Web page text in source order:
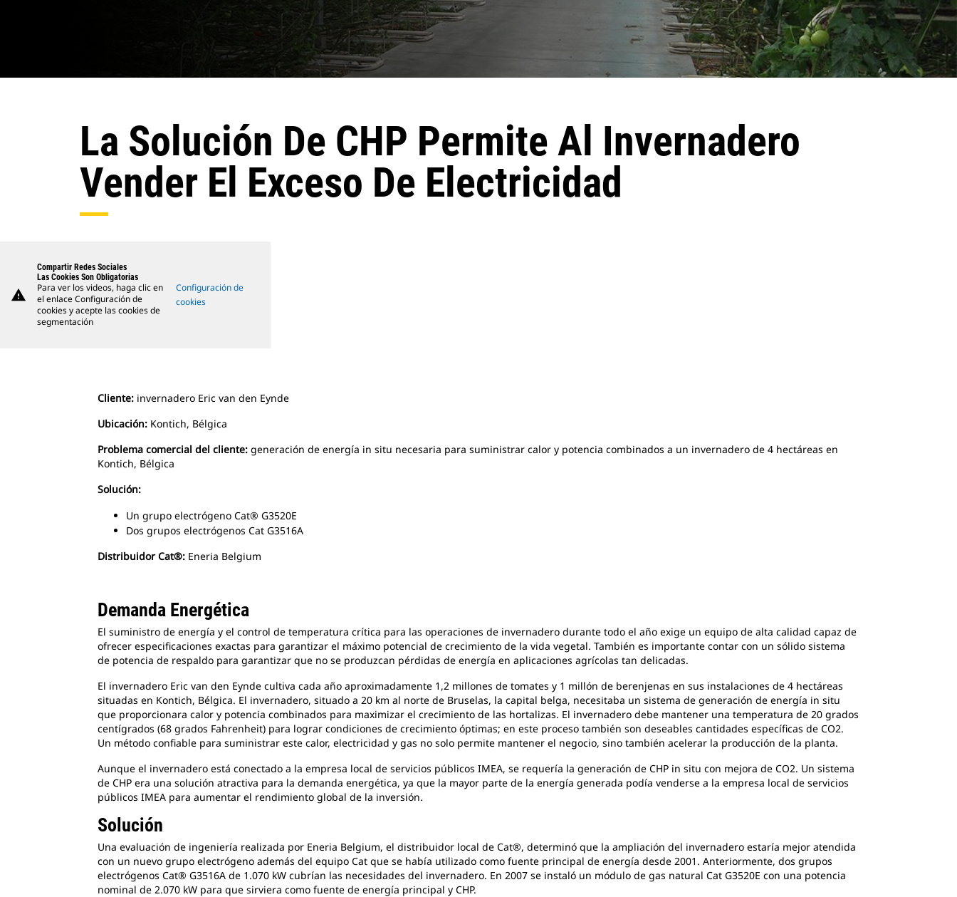
La Solución De CHP Permite Al Invernadero
Vender El Exceso De Electricidad
warning
Compartir Redes Sociales
Las Cookies Son Obligatorias
Para ver los videos, haga clic en
el enlace Configuración de
cookies y acepte las cookies de
segmentación
Configuración de
cookies
Cliente: invernadero Eric van den Eynde
Ubicación: Kontich, Bélgica
Problema comercial del cliente: generación de energía in situ necesaria para suministrar calor y potencia combinados a un invernadero de 4 hectáreas en
Kontich, Bélgica
Solución:
Un grupo electrógeno Cat® G3520E
Dos grupos electrógenos Cat G3516A
Distribuidor Cat®: Eneria Belgium
Demanda Energética
El suministro de energía y el control de temperatura crítica para las operaciones de invernadero durante todo el año exige un equipo de alta calidad capaz de
ofrecer especificaciones exactas para garantizar el máximo potencial de crecimiento de la vida vegetal. También es importante contar con un sólido sistema
de potencia de respaldo para garantizar que no se produzcan pérdidas de energía en aplicaciones agrícolas tan delicadas.
El invernadero Eric van den Eynde cultiva cada año aproximadamente 1,2 millones de tomates y 1 millón de berenjenas en sus instalaciones de 4 hectáreas
situadas en Kontich, Bélgica. El invernadero, situado a 20 km al norte de Bruselas, la capital belga, necesitaba un sistema de generación de energía in situ
que proporcionara calor y potencia combinados para maximizar el crecimiento de las hortalizas. El invernadero debe mantener una temperatura de 20 grados
centígrados (68 grados Fahrenheit) para lograr condiciones de crecimiento óptimas; en este proceso también son deseables cantidades específicas de CO2.
Un método confiable para suministrar este calor, electricidad y gas no solo permite mantener el negocio, sino también acelerar la producción de la planta.
Aunque el invernadero está conectado a la empresa local de servicios públicos IMEA, se requería la generación de CHP in situ con mejora de CO2. Un sistema
de CHP era una solución atractiva para la demanda energética, ya que la mayor parte de la energía generada podía venderse a la empresa local de servicios
públicos IMEA para aumentar el rendimiento global de la inversión.
Solución
Una evaluación de ingeniería realizada por Eneria Belgium, el distribuidor local de Cat®, determinó que la ampliación del invernadero estaría mejor atendida
con un nuevo grupo electrógeno además del equipo Cat que se había utilizado como fuente principal de energía desde 2001. Anteriormente, dos grupos
electrógenos Cat® G3516A de 1.070 kW cubrían las necesidades del invernadero. En 2007 se instaló un módulo de gas natural Cat G3520E con una potencia
nominal de 2.070 kW para que sirviera como fuente de energía principal y CHP.